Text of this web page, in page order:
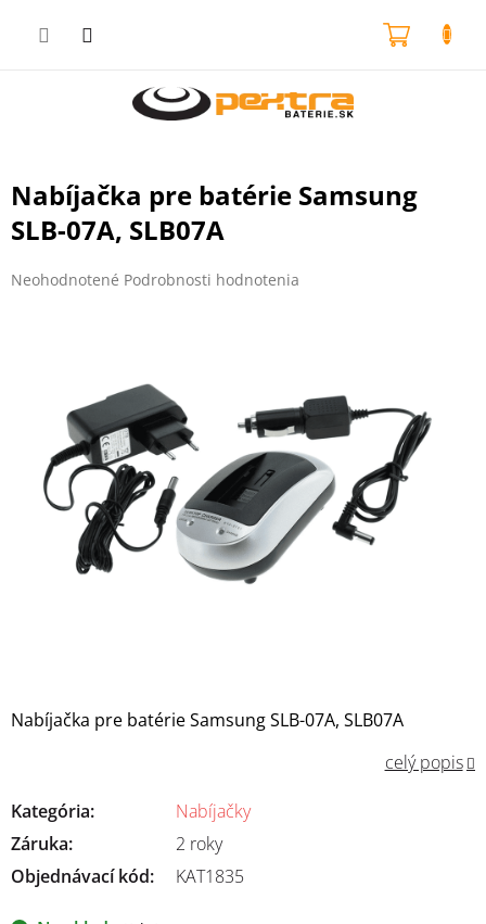
Nabíjačka pre batérie Samsung
SLB-07A, SLB07A
Priemerné
hviezdičiek.
Neohodnotené Podrobnosti hodnotenia
Nabíjačka pre batérie Samsung SLB-07A, SLB07A
celý popis
Kategória:
Nabíjačky
Záruka:
2 roky
Objednávací kód:
KAT1835